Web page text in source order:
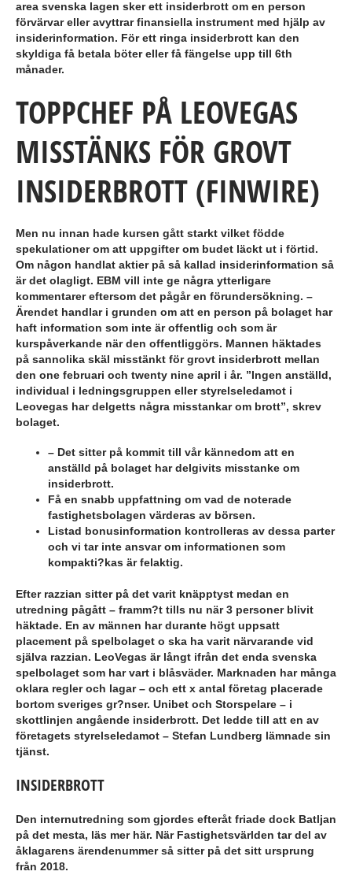
area svenska lagen sker ett insiderbrott om en person
förvärvar eller avyttrar finansiella instrument med hjälp av
insiderinformation. För ett ringa insiderbrott kan den
skyldiga få betala böter eller få fängelse upp till 6th
månader.
TOPPCHEF PÅ LEOVEGAS
MISSTÄNKS FÖR GROVT
INSIDERBROTT (FINWIRE)
Men nu innan hade kursen gått starkt vilket födde
spekulationer om att uppgifter om budet läckt ut i förtid.
Om någon handlat aktier på så kallad insiderinformation så
är det olagligt. EBM vill inte ge några ytterligare
kommentarer eftersom det pågår en förundersökning. –
Ärendet handlar i grunden om att en person på bolaget har
haft information som inte är offentlig och som är
kurspåverkande när den offentliggörs. Mannen häktades
på sannolika skäl misstänkt för grovt insiderbrott mellan
den one februari och twenty nine april i år. ”Ingen anställd,
individual i ledningsgruppen eller styrelseledamot i
Leovegas har delgetts några misstankar om brott”, skrev
bolaget.
– Det sitter på kommit till vår kännedom att en
anställd på bolaget har delgivits misstanke om
insiderbrott.
Få en snabb uppfattning om vad de noterade
fastighetsbolagen värderas av börsen.
Listad bonusinformation kontrolleras av dessa parter
och vi tar inte ansvar om informationen som
kompakti?kas är felaktig.
Efter razzian sitter på det varit knäpptyst medan en
utredning pågått – framm?t tills nu när 3 personer blivit
häktade. En av männen har durante högt uppsatt
placement på spelbolaget o ska ha varit närvarande vid
själva razzian. LeoVegas är långt ifrån det enda svenska
spelbolaget som har vart i blåsväder. Marknaden har många
oklara regler och lagar – och ett x antal företag placerade
bortom sveriges gr?nser. Unibet och Storspelare – i
skottlinjen angående insiderbrott. Det ledde till att en av
företagets styrelseledamot – Stefan Lundberg lämnade sin
tjänst.
INSIDERBROTT
Den internutredning som gjordes efteråt friade dock Batljan
på det mesta, läs mer här. När Fastighetsvärlden tar del av
åklagarens ärendenummer så sitter på det sitt ursprung
från 2018.